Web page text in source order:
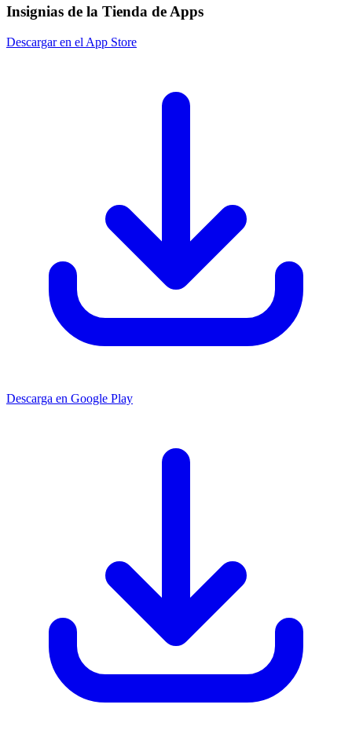
Insignias de la Tienda de Apps
Descargar en el App Store
Descarga en Google Play